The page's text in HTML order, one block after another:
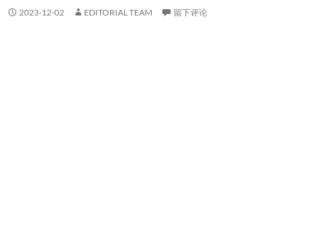
2023-12-02 EDITORIAL TEAM 留下评论